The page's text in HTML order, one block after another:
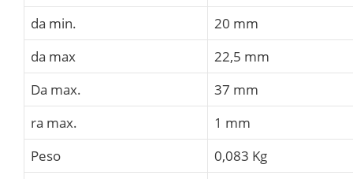
da min.
20 mm
da max
22,5 mm
Da max.
37 mm
ra max.
1 mm
Peso
0,083 Kg